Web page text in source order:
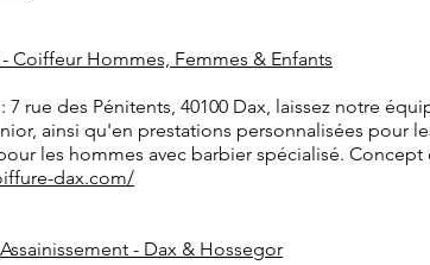
Coiffeur Hommes, Femmes & Enfants
rue des Pénitents, 40100 Dax, laissez notre
ainsi qu'en prestations personnalisées pour
les hommes avec barbier spécialisé.
dax.com/
- Dax & Hossegor